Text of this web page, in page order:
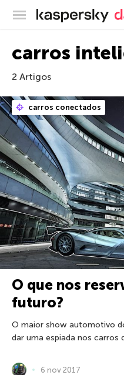
carros
2 Artigos
carros conectados
O que nos
futuro?
O maior show automotivo
dar uma espiada nos carros
6 nov 2017